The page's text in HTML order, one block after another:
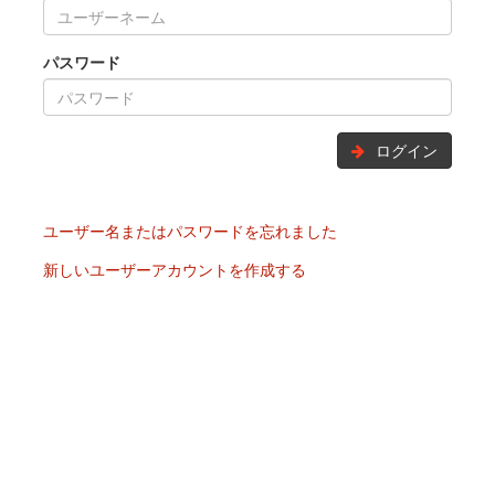
パスワード
ログイン
ユーザー名またはパスワードを忘れました
新しいユーザーアカウントを作成する